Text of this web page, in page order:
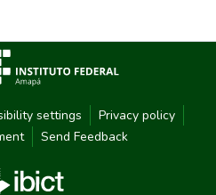
settings
Privacy policy
Send Feedback